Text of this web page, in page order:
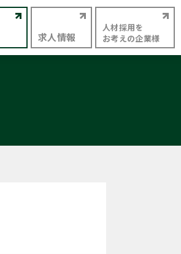
求人情報
人材採用を
お考えの企業様